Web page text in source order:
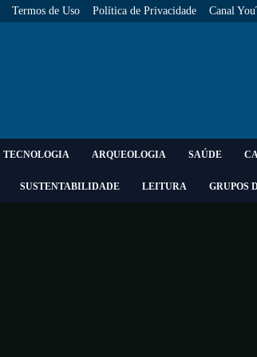
Termos de Uso Política de Privacidade Canal
TECNOLOGIA ARQUEOLOGIA SAÚDE
SUSTENTABILIDADE LEITURA GRUPOS